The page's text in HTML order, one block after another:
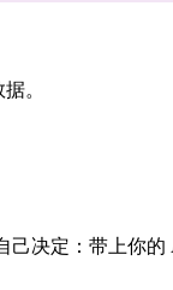
。
决定：带上你